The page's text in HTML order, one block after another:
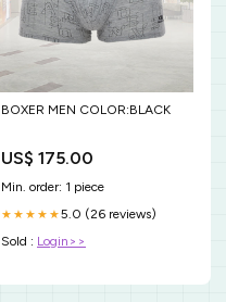
BOXER MEN COLOR:BLACK
US$ 175.00
Min. order: 1 piece
★★★★★5.0 (26 reviews)
Sold : Login>>